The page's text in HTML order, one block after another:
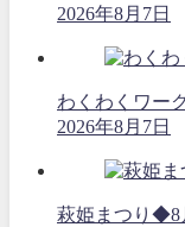
2026年8月7日
わくわくワー
2026年8月7日
萩姫まつり◆8